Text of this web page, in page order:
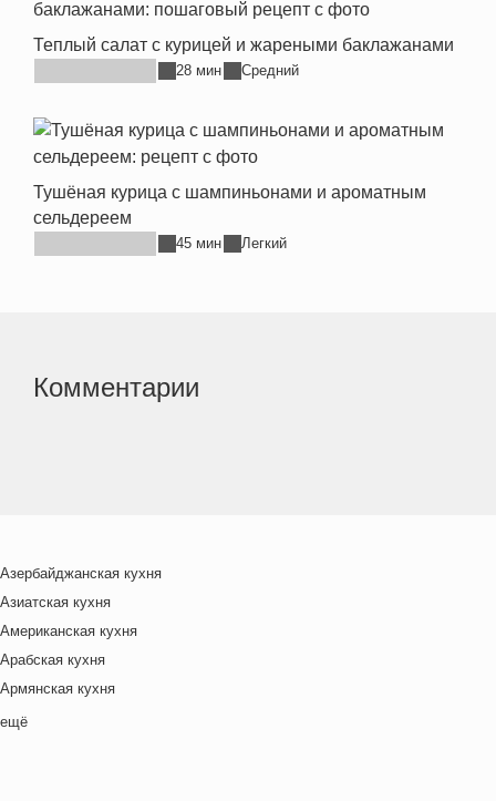
Теплый салат с курицей и жареными баклажанами
28 мин Средний
Тушёная курица с шампиньонами и ароматным
сельдереем
45 мин Легкий
Комментарии
Азербайджанская кухня
Азиатская кухня
Американская кухня
Арабская кухня
Армянская кухня
Белорусская
ещё